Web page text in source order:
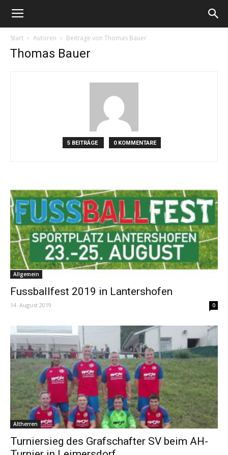
Start Autoren Beiträge von Thomas Bauer
Thomas Bauer
5 BEITRÄGE 0 KOMMENTARE
Allgemein
Fussballfest 2019 in Lantershofen
14. August 2019 0
Altherren
Turniersieg des Grafschafter SV beim AH-